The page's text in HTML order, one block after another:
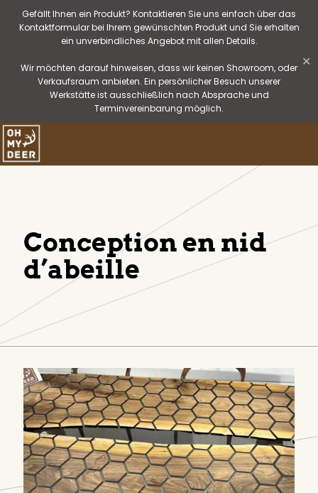
Gefällt Ihnen ein Produkt? Kontaktieren Sie uns einfach über das
Kontaktformular bei Ihrem gewünschten Produkt und Sie erhalten
ein unverbindliches Angebot mit allen Details.
Wir möchten darauf hinweisen, dass wir keinen Showroom, oder
Verkaufsraum anbieten. Ein persönlicher Besuch unserer
Werkstätte ist ausschließlich nach Absprache und
Terminvereinbarung möglich.
✕
Conception en nid
d’abeille